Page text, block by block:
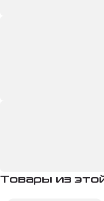
Товары из